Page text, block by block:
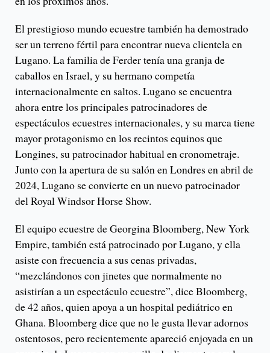
El prestigioso mundo ecuestre también ha demostrado
ser un terreno fértil para encontrar nueva clientela en
Lugano. La familia de Ferder tenía una granja de
caballos en Israel, y su hermano competía
internacionalmente en saltos. Lugano se encuentra
ahora entre los principales patrocinadores de
espectáculos ecuestres internacionales, y su marca tiene
mayor protagonismo en los recintos equinos que
Longines, su patrocinador habitual en cronometraje.
Junto con la apertura de su salón en Londres en abril de
2024, Lugano se convierte en un nuevo patrocinador
del Royal Windsor Horse Show.
El equipo ecuestre de Georgina Bloomberg, New York
Empire, también está patrocinado por Lugano, y ella
asiste con frecuencia a sus cenas privadas,
“mezclándonos con jinetes que normalmente no
asistirían a un espectáculo ecuestre”, dice Bloomberg,
de 42 años, quien apoya a un hospital pediátrico en
Ghana. Bloomberg dice que no le gusta llevar adornos
ostentosos, pero recientemente apareció enjoyada en un